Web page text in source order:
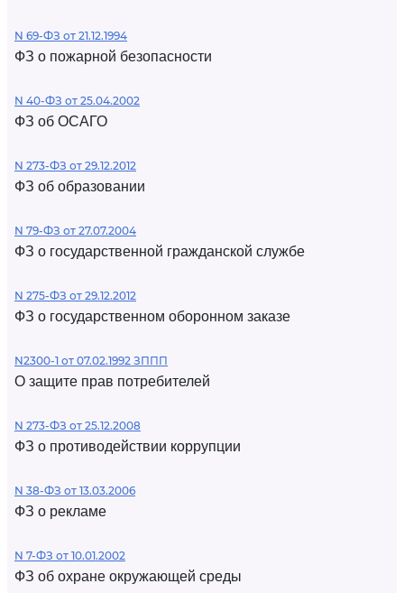
N 69-ФЗ от 21.12.1994
ФЗ о пожарной безопасности
N 40-ФЗ от 25.04.2002
ФЗ об ОСАГО
N 273-ФЗ от 29.12.2012
ФЗ об образовании
N 79-ФЗ от 27.07.2004
ФЗ о государственной гражданской службе
N 275-ФЗ от 29.12.2012
ФЗ о государственном оборонном заказе
N2300-1 от 07.02.1992 ЗППП
О защите прав потребителей
N 273-ФЗ от 25.12.2008
ФЗ о противодействии коррупции
N 38-ФЗ от 13.03.2006
ФЗ о рекламе
N 7-ФЗ от 10.01.2002
ФЗ об охране окружающей среды